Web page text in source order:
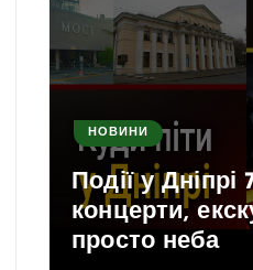
НОВИНИ
Події у Дніпрі
концерти,
просто неба